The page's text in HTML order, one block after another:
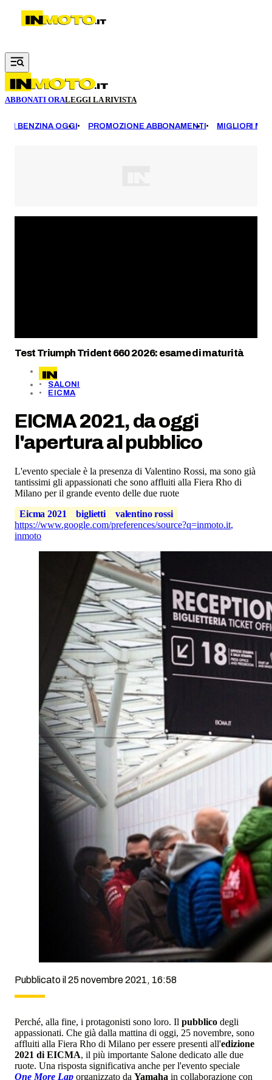
Vai al contenuto principale
ABBONATI ORALEGGI LA RIVISTA
BENZINA OGGI PROMOZIONE ABBONAMENTI MIGLIORI
Test Triumph Trident 660 2026: esame di maturità
SALONI
EICMA
EICMA 2021, da oggi
l'apertura al pubblico
L'evento speciale è la presenza di Valentino Rossi, ma sono già
tantissimi gli appassionati che sono affluiti alla Fiera Rho di
Milano per il grande evento delle due ruote
Eicma 2021
biglietti
valentino rossi
https://www.google.com/preferences/source?q=inmoto.it,
inmoto
Pubblicato il 25 novembre 2021, 16:58
Perché, alla fine, i protagonisti sono loro. Il pubblico degli
appassionati. Che già dalla mattina di oggi, 25 novembre, sono
affluiti alla Fiera Rho di Milano per essere presenti all'edizione
2021 di EICMA, il più importante Salone dedicato alle due
ruote. Una risposta significativa anche per l'evento speciale
One More Lap organizzato da Yamaha in collaborazione con